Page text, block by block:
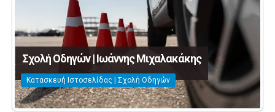
Σχολή Οδηγών | Ιωάννης Μιχαλακάκης
Κατασκευή Ιστοσελίδας | Σχολή Οδηγών